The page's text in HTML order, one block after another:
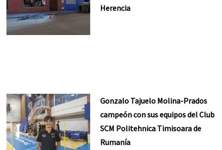
Herencia
Gonzalo Tajuelo Molina-Prados
campeón con sus equipos del Club
SCM Politehnica Timisoara de
Rumanía